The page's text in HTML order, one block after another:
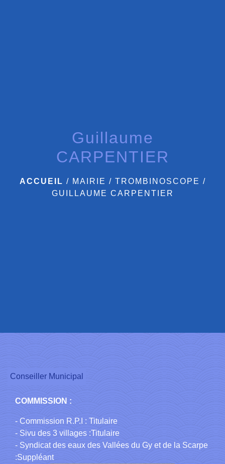
Guillaume
CARPENTIER
ACCUEIL / MAIRIE / TROMBINOSCOPE /
GUILLAUME CARPENTIER
Conseiller Municipal
COMMISSION :
- Commission R.P.I : Titulaire
- Sivu des 3 villages :Titulaire
- Syndicat des eaux des Vallées du Gy et de la Scarpe
:Suppléant